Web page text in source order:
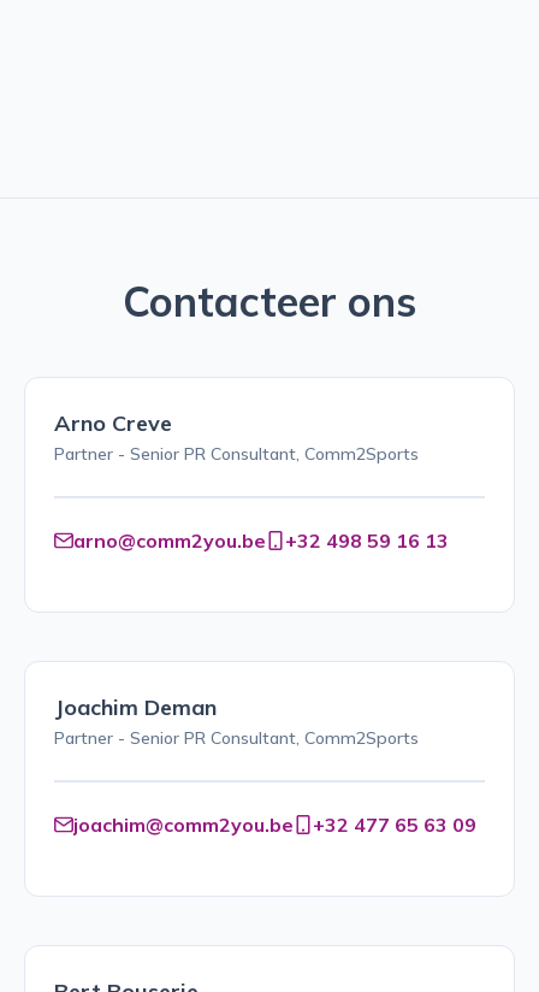
Contacteer ons
Arno Creve
Partner - Senior PR Consultant, Comm2Sports
arno@comm2you.be +32 498 59 16 13
Joachim Deman
Partner - Senior PR Consultant, Comm2Sports
joachim@comm2you.be +32 477 65 63 09